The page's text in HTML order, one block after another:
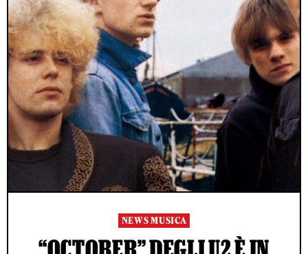
NEWS MUSICA